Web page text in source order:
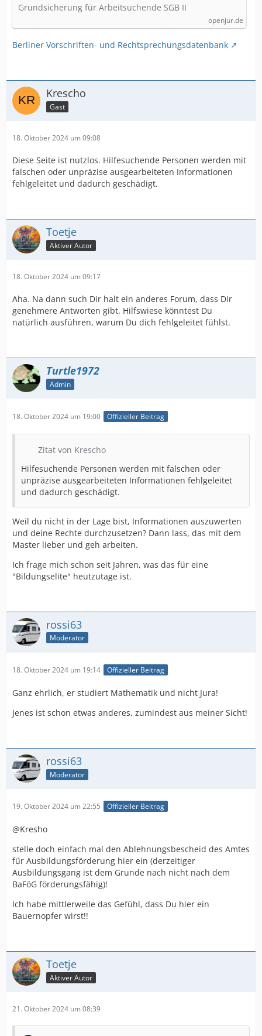
Grundsicherung für Arbeitsuchende SGB II
openjur.de
Berliner Vorschriften- und Rechtsprechungsdatenbank
Krescho
Gast
18. Oktober 2024 um 09:08
Diese Seite ist nutzlos. Hilfesuchende Personen werden mit
falschen oder unpräzise ausgearbeiteten Informationen
fehlgeleitet und dadurch geschädigt.
Toetje
Aktiver Autor
18. Oktober 2024 um 09:17
Aha. Na dann such Dir halt ein anderes Forum, dass Dir
genehmere Antworten gibt. Hilfswiese könntest Du
natürlich ausführen, warum Du dich fehlgeleitet fühlst.
Turtle1972
Admin
18. Oktober 2024 um 19:00 Offizieller Beitrag
Zitat von Krescho
Hilfesuchende Personen werden mit falschen oder
unpräzise ausgearbeiteten Informationen fehlgeleitet
und dadurch geschädigt.
Weil du nicht in der Lage bist, Informationen auszuwerten
und deine Rechte durchzusetzen? Dann lass, das mit dem
Master lieber und geh arbeiten.
Ich frage mich schon seit Jahren, was das für eine
"Bildungselite" heutzutage ist.
rossi63
Moderator
18. Oktober 2024 um 19:14 Offizieller Beitrag
Ganz ehrlich, er studiert Mathematik und nicht Jura!
Jenes ist schon etwas anderes, zumindest aus meiner Sicht!
rossi63
Moderator
19. Oktober 2024 um 22:55 Offizieller Beitrag
@Kresho
stelle doch einfach mal den Ablehnungsbescheid des Amtes
für Ausbildungsförderung hier ein (derzeitiger
Ausbildungsgang ist dem Grunde nach nicht nach dem
BaFöG förderungsfähig)!
Ich habe mittlerweile das Gefühl, dass Du hier ein
Bauernopfer wirst!!
Toetje
Aktiver Autor
21. Oktober 2024 um 08:39